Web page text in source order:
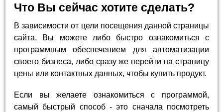
Что Вы сейчас хотите сделать?
В зависимости от цели посещения данной страницы
сайта, Вы можете либо быстро ознакомиться с
программным обеспечением для автоматизации
своего бизнеса, либо сразу же перейти на страницу
цены или контактных данных, чтобы купить продукт.
Если вы желаете ознакомиться с программой,
самый быстрый способ - это сначала посмотреть